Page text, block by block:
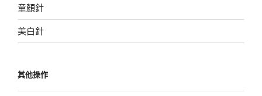
童顏針
美白針
其他操作